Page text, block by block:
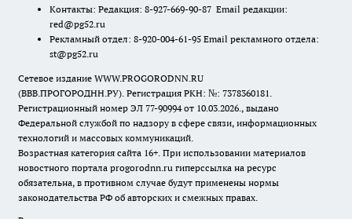
Контакты: Редакция: 8-927-669-90-87 Email редакции:
red@pg52.ru
Рекламный отдел: 8-920-004-61-95 Email рекламного отдела:
st@pg52.ru
Сетевое издание WWW.PROGORODNN.RU
(ВВВ.ПРОГОРОДНН.РУ). Регистрация РКН: №: 7378360181.
Регистрационный номер ЭЛ 77-90994 от 10.03.2026., выдано
Федеральной службой по надзору в сфере связи, информационных
технологий и массовых коммуникаций.
Возрастная категория сайта 16+. При использовании материалов
новостного портала progorodnn.ru гиперссылка на ресурс
обязательна, в противном случае будут применены нормы
законодательства РФ об авторских и смежных правах.